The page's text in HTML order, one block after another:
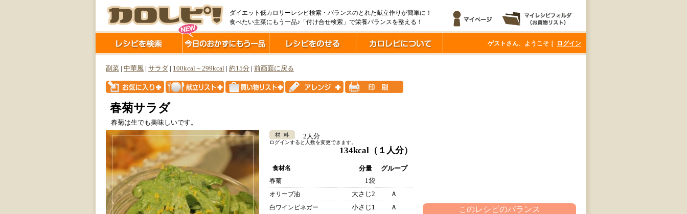
ダイエット低カロリーレシピ検索・バランスのとれた献立作りが簡単に！
食べたい主菜にもう一品♪「付け合せ検索」で栄養バランスを整える！
ゲストさん、ようこそ｜ ログイン
副菜 中華風 サラダ 100kcal～299kcal 約15分 前画面に戻る
春菊サラダ
春菊は生でも美味しいです。
2人分
ログインすると人数を変更できます。
134kcal （１人分）
食材名 分量 グループ
春菊 1袋
オリーブ油 大さじ2 Ａ
白ワインビネガー 小さじ1 Ａ このレシピのバランス